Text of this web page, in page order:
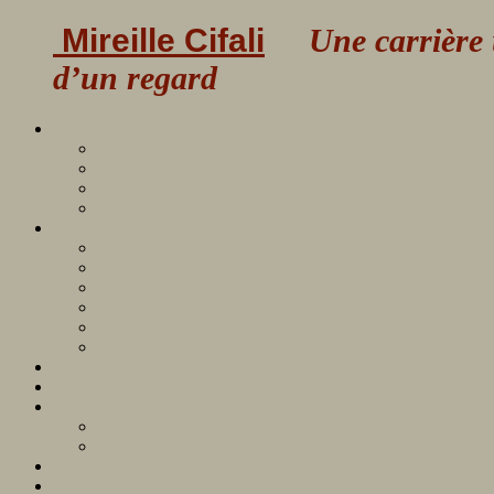
Mireille Cifali Une carrière
d’un regard